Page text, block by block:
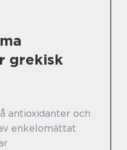
grekisk
antioxidanter och
enkelomättat